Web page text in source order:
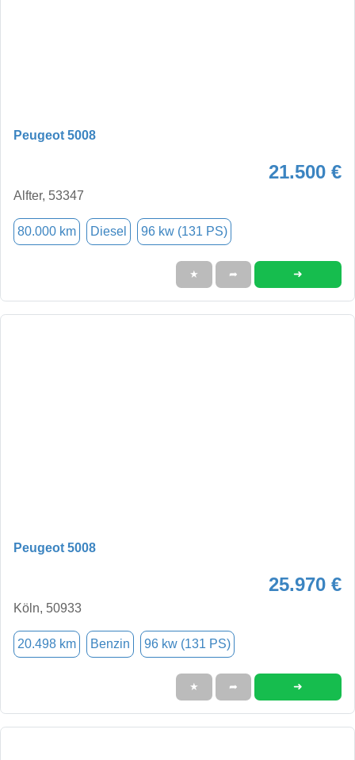
Peugeot 5008
21.500 €
Alfter, 53347
80.000 km Diesel 96 kw (131 PS)
★ ➦ ➜
Peugeot 5008
25.970 €
Köln, 50933
20.498 km Benzin 96 kw (131 PS)
★ ➦ ➜